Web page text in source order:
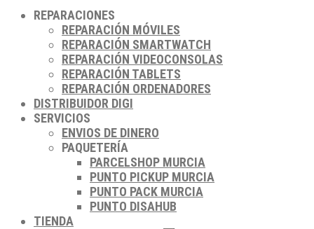
REPARACIONES
REPARACIÓN MÓVILES
REPARACIÓN SMARTWATCH
REPARACIÓN VIDEOCONSOLAS
REPARACIÓN TABLETS
REPARACIÓN ORDENADORES
DISTRIBUIDOR DIGI
SERVICIOS
ENVIOS DE DINERO
PAQUETERÍA
PARCELSHOP MURCIA
PUNTO PICKUP MURCIA
PUNTO PACK MURCIA
PUNTO DISAHUB
TIENDA